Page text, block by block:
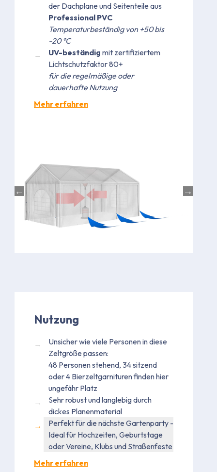
der Dachplane und Seitenteile aus
Professional PVC
Temperaturbeständig von +50 bis
-20 °C
UV-beständig mit zertifiziertem
Lichtschutzfaktor 80+
für die regelmäßige oder
dauerhafte Nutzung
Mehr erfahren
Nutzung
Unsicher wie viele Personen in diese
Zeltgröße passen:
48 Personen stehend, 34 sitzend
oder 4 Bierzeltgarnituren finden hier
ungefähr Platz
Sehr robust und langlebig durch
dickes Planenmaterial
Perfekt für die nächste Gartenparty -
Ideal für Hochzeiten, Geburtstage
oder Vereine, Klubs und Straßenfeste
Mehr erfahren